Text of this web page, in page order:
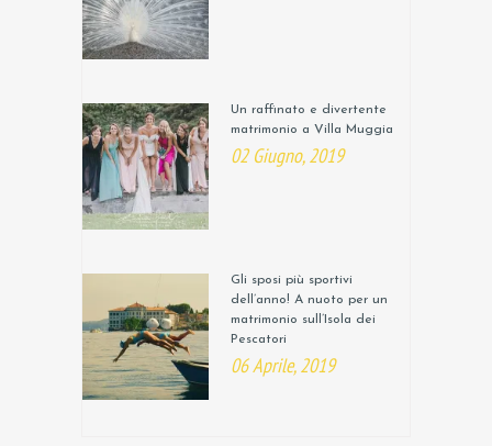
Un raffinato e divertente
matrimonio a Villa Muggia
02 Giugno, 2019
Gli sposi più sportivi
dell’anno! A nuoto per un
matrimonio sull’Isola dei
Pescatori
06 Aprile, 2019